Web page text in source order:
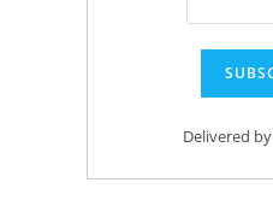
Delivered by